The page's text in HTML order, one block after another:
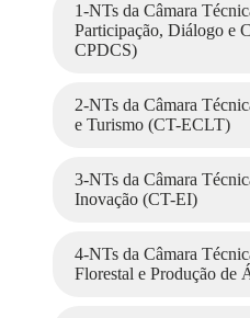
1-NTs da Câmara
Participação, Diálogo e
CPDCS)
2-NTs da Câmara
e Turismo (CT-ECLT)
3-NTs da Câmara
Inovação (CT-EI)
4-NTs da Câmara
Florestal e Produção de